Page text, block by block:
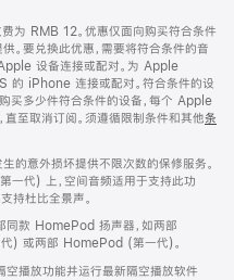
费为 RMB 12。优惠仅面向购买符合条件
要兑换此优惠，需要将符合条件的音
设备连接或配对。为 Apple
的 iPhone 连接或配对。符合条件的设
买多少件符合条件的设备，每个 Apple
直至取消订阅。须遵循限制条件和其他条
意外损坏提供不限次数的保修服务。
代) 上，空间音频适用于支持此功
持杜比全景声。
款 HomePod 扬声器，如两部
) 或两部 HomePod (第一代)。
播放功能并运行最新隔空播放软件